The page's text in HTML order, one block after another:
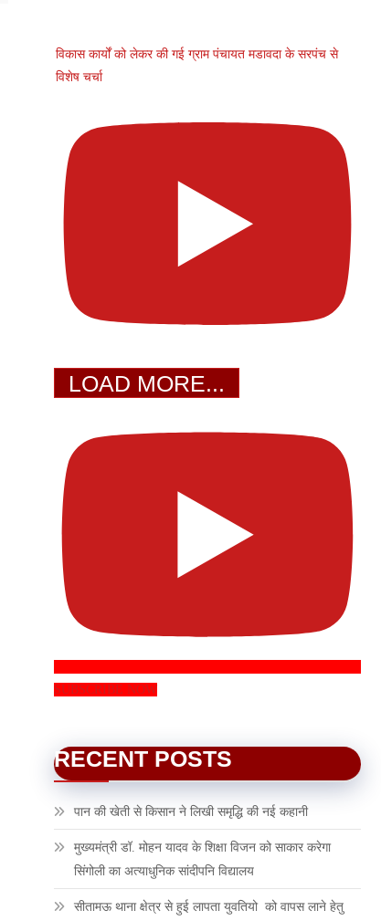
विकास कार्यों को लेकर की गई ग्राम पंचायत मडावदा के सरपंच से
विशेष चर्चा
LOAD MORE...
SUBSCRIBE NOW
RECENT POSTS
पान की खेती से किसान ने लिखी समृद्धि की नई कहानी
मुख्यमंत्री डॉ. मोहन यादव के शिक्षा विजन को साकार करेगा
सिंगोली का अत्याधुनिक सांदीपनि विद्यालय
सीतामऊ थाना क्षेत्र से हुई लापता युवतियो को वापस लाने हेतु